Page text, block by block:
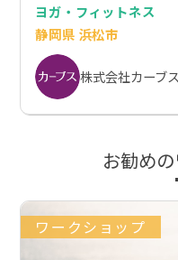
ヨガ・フィットネス
静岡県 浜松市
株式会社カーブ
お勧め
ワークショップ